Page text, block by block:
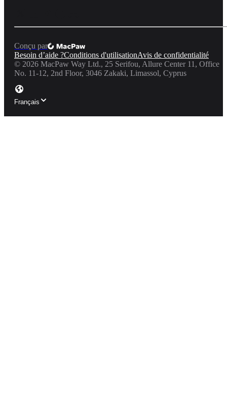
Conçu par
Besoin d’aide ?Conditions d'utilisationAvis de confidentialité
© 2026 MacPaw Way Ltd., 25 Serifou, Allure Center 11, Office
No. 11-12, 2nd Floor, 3046 Zakaki, Limassol, Cyprus
Français